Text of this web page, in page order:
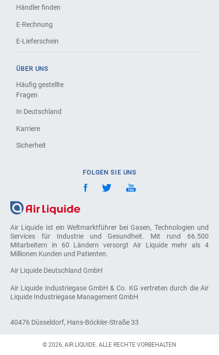
Air Liquide ist ein Weltmarktführer bei Gasen, Technologien und
Services für Industrie und Gesundheit. Mit rund 66.500
Mitarbeitern in 60 Ländern versorgt Air Liquide mehr als 4
Millionen Kunden und Patienten.
Air Liquide Deutschland GmbH
Air Liquide Industriegase GmbH & Co. KG vertreten durch die Air
Liquide Industriegase Management GmbH
40476 Düsseldorf, Hans-Böckler-Straße 33
Händler finden
E-Rechnung
E-Lieferschein
ÜBER UNS
Häufig gestellte
Fragen
In Deutschland
Karriere
Sicherheit
FOLGEN SIE UNS
© 2026, AIR LIQUIDE. ALLE RECHTE VORBEHALTEN